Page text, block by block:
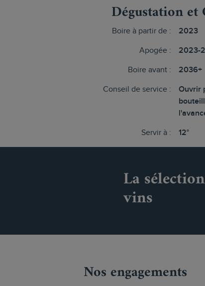
Dégustation et
Boire à partir de : 2023
Apogée : 2023-
Boire avant : 2036+
Conseil de service :
Ouvrir
Servir à : 12°
La
vins
Nos engagements